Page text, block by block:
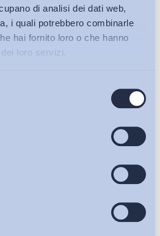
di analisi dei dati web,
i quali potrebbero combinarle
hai fornito loro o che hanno
loro servizi.
dei dati personali descritti